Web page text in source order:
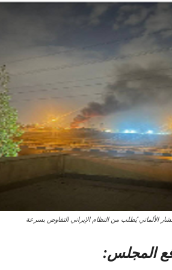
الألماني يُطلب من النظام الإيراني التفاوض بسرعة
المجلس: